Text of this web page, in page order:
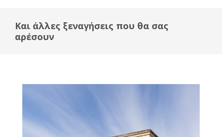
Και άλλες ξεναγήσεις που θα σας
αρέσουν